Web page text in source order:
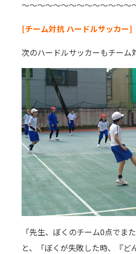
～～～～～～～～～～～～～～
[チーム対抗 ハードルサッカー]
次のハードルサッカーもチーム
「先生、ぼくのチーム0点でま
と、「ぼくが失敗した時、『